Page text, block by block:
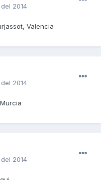
2014
Valencia
2014
2014